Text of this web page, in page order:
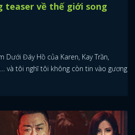
teaser về thế giới song
Dưới Đáy Hồ của Karen, Kay Trần,
và tôi nghĩ tôi không còn tin vào gương